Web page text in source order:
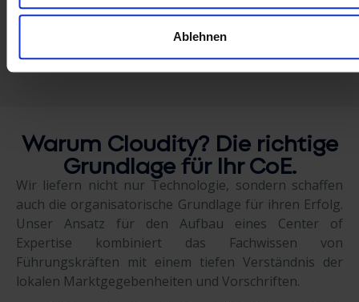
Ablehnen
Vertraut von Teams bei
Warum Cloudity? Die richtige
Grundlage für Ihr CoE.
Wir liefern nicht nur Technologie, sondern schaffen
auch die organisatorische Grundlage für ihren Erfolg.
Unser Ansatz für den Aufbau eines Center of
Expertise kombiniert das Fachwissen von
Führungskräften mit einem tiefen Verständnis der
lokalen Marktgegebenheiten und Vorschriften.